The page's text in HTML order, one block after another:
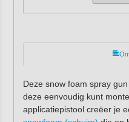
Deze snow foam spray
deze eenvoudig kunt
applicatiepistool creëer je